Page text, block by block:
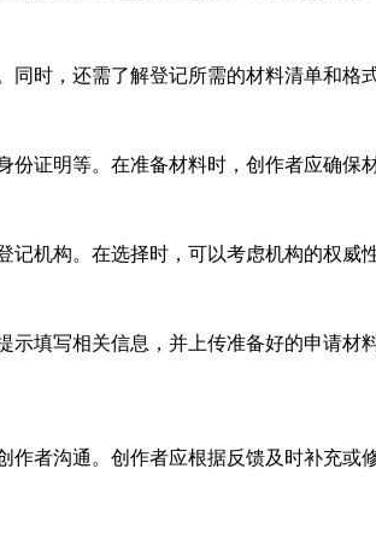
时，还需了解登记所需的材料清单和格式
证明等。在准备材料时，创作者应确保
机构。在选择时，可以考虑机构的权威
填写相关信息，并上传准备好的申请材
者沟通。创作者应根据反馈及时补充或